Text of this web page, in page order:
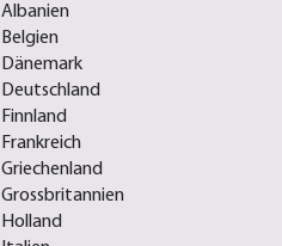
Albanien
Belgien
Dänemark
Deutschland
Finnland
Frankreich
Griechenland
Grossbritannien
Holland